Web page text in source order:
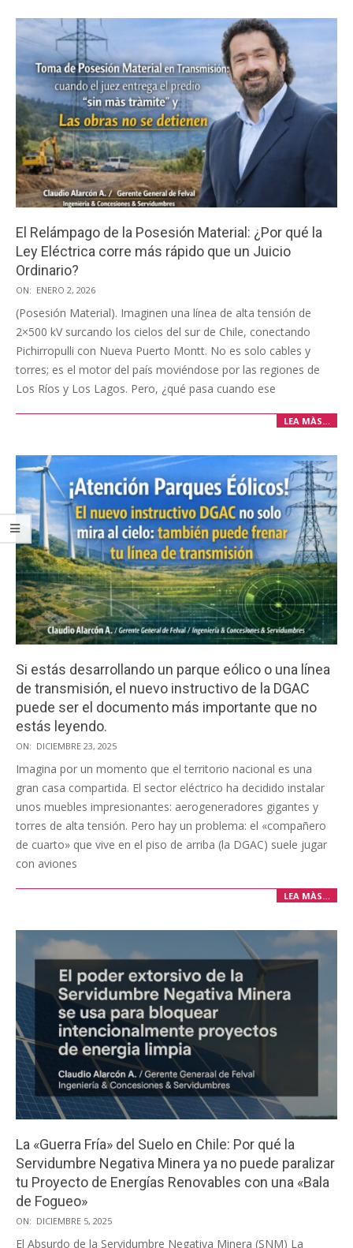
El Relámpago de la Posesión Material: ¿Por qué la
Ley Eléctrica corre más rápido que un Juicio
Ordinario?
2026-
01-
02
ON: ENERO 2, 2026
(Posesión Material). Imaginen una línea de alta tensión de
2×500 kV surcando los cielos del sur de Chile, conectando
Pichirropulli con Nueva Puerto Montt. No es solo cables y
torres; es el motor del país moviéndose por las regiones de
Los Ríos y Los Lagos. Pero, ¿qué pasa cuando ese
LEA MÀS…
Si estás desarrollando un parque eólico o una línea
de transmisión, el nuevo instructivo de la DGAC
puede ser el documento más importante que no
estás leyendo.
2025-
12-
ON: DICIEMBRE 23, 2025
Imagina por un momento que el territorio nacional es una
gran casa compartida. El sector eléctrico ha decidido instalar
unos muebles impresionantes: aerogeneradores gigantes y
torres de alta tensión. Pero hay un problema: el «compañero
de cuarto» que vive en el piso de arriba (la DGAC) suele jugar
con aviones
LEA MÀS…
La «Guerra Fría» del Suelo en Chile: Por qué la
Servidumbre Negativa Minera ya no puede paralizar
tu Proyecto de Energías Renovables con una «Bala
de Fogueo»
2025-
12-
ON: DICIEMBRE 5, 2025
El Absurdo de la Servidumbre Negativa Minera (SNM) La